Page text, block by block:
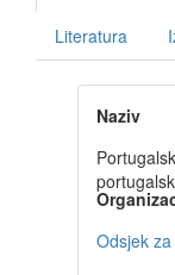
Literatura
Naziv
Odsjek